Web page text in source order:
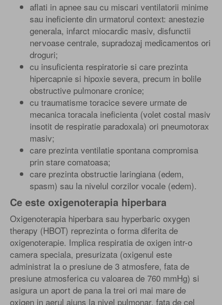
aflati in apnee sau cu miscari ventilatorii minime
sau ineficiente din urmatorul context: anestezie
generala, infarct miocardic masiv, disfunctii
nervoase centrale, supradozaj medicamentos ori
droguri;
cu insuficienta respiratorie si care prezinta
hipercapnie si hipoxie severa, precum in bolile
obstructive pulmonare cronice;
cu traumatisme toracice severe urmate de
mecanica toracala ineficienta (volet costal masiv
insotit de respiratie paradoxala) ori pneumotorax
masiv;
care prezinta ventilatie spontana compromisa
prin stare comatoasa;
care prezinta obstructie laringiana (edem,
spasm) sau la nivelul corzilor vocale (edem).
Ce este oxigenoterapia hiperbara
Oxigenoterapia hiperbara sau hyperbaric oxygen
therapy (HBOT) reprezinta o forma diferita de
oxigenoterapie. Implica respiratia de oxigen intr-o
camera speciala, presurizata (oxigenul este
administrat la o presiune de 3 atmosfere, fata de
presiune atmosferica cu valoarea de 760 mmHg) si
asigura un aport de pana la trei ori mai mare de
oxigen in aerul ajuns la nivel pulmonar, fata de cel